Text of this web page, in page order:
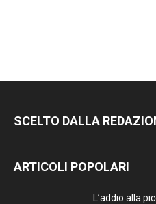
SCELTO DALLA
ARTICOLI POPOLARI
L’addio alla